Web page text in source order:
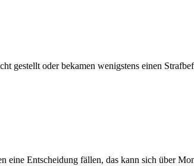
gestellt oder bekamen wenigstens einen
Entscheidung fällen, das kann sich über